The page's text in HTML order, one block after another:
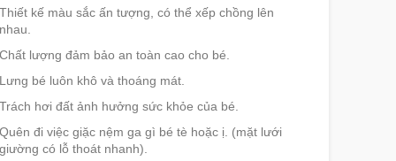
Thiết kế màu sắc ấn tượng, có thể xếp chồng lên
nhau.
Chất lượng đảm bảo an toàn cao cho bé.
Lưng bé luôn khô và thoáng mát.
Trách hơi đất ảnh hưởng sức khỏe của bé.
Quên đi việc giặc nệm ga gì bé tè hoặc ị. (mặt lưới
giường có lỗ thoát nhanh).